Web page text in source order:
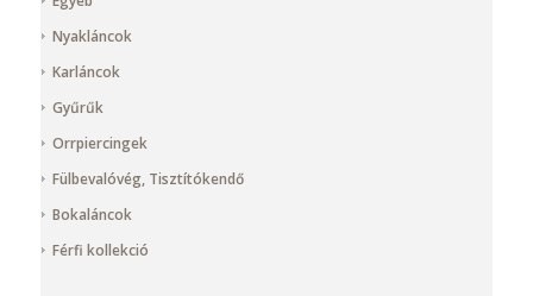
Nyakláncok
Karláncok
Gyűrűk
Orrpiercingek
Fülbevalóvég, Tisztítókendő
Bokaláncok
Férfi kollekció